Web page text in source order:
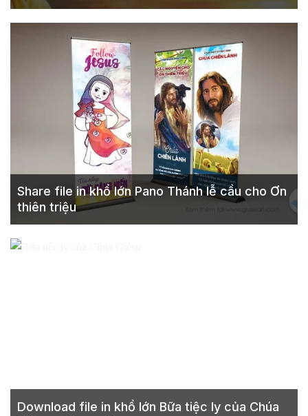
Share file in khổ lớn Pano Thánh lễ cầu cho Ơn
thiên triệu
Download file in khổ lớn Bữa tiệc ly của Chúa